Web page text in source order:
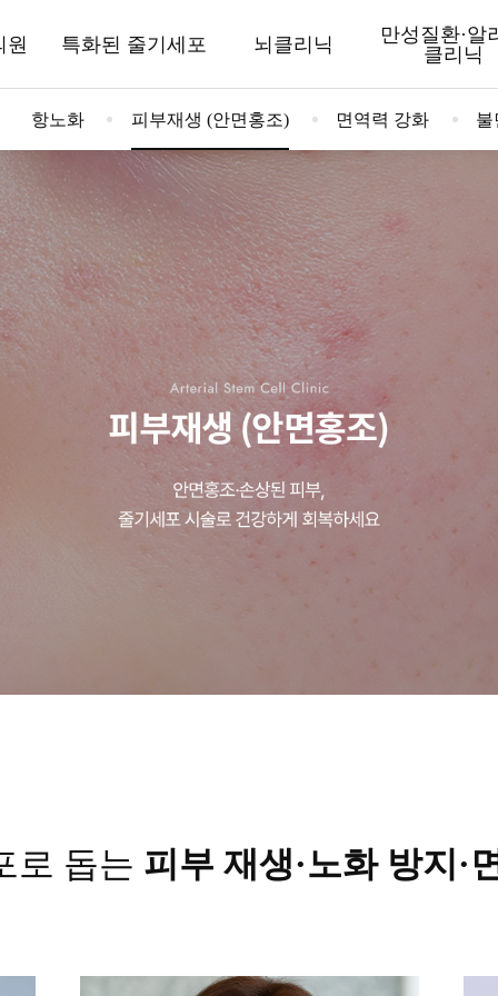
원 특화된 줄기세포 뇌클리닉
만성질환·알
클리닉
항노화 피부재생 (안면홍조) 면역력 강화 불
로 돕는 피부 재생·노화 방지·